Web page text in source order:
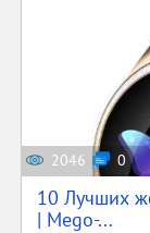
2046 0
10 Лучших
| Mego-...